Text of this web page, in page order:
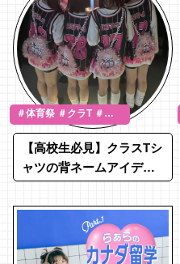
＃体育祭 ＃クラT ＃文
化祭
【高校生必見】クラスTシ
ャツの背ネームアイデ